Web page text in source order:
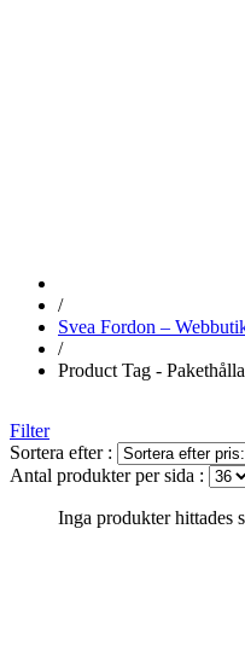
/
Svea Fordon –
/
Product Tag -
Filter
Sortera efter :
Antal produkter per sida :
Inga produkter hittades